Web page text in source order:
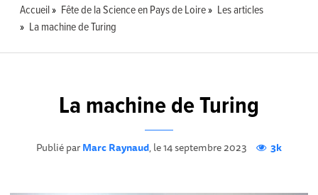
Accueil Fête de la Science en Pays de Loire
Les articles
La machine de Turing
La machine de Turing
Publié parMarc Raynaud, le 14 septembre 2023 3k